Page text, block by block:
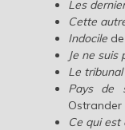
Les
Cette
Indocilede
Je ne suis
Le
Pays de
Ostrander
Ce qui est